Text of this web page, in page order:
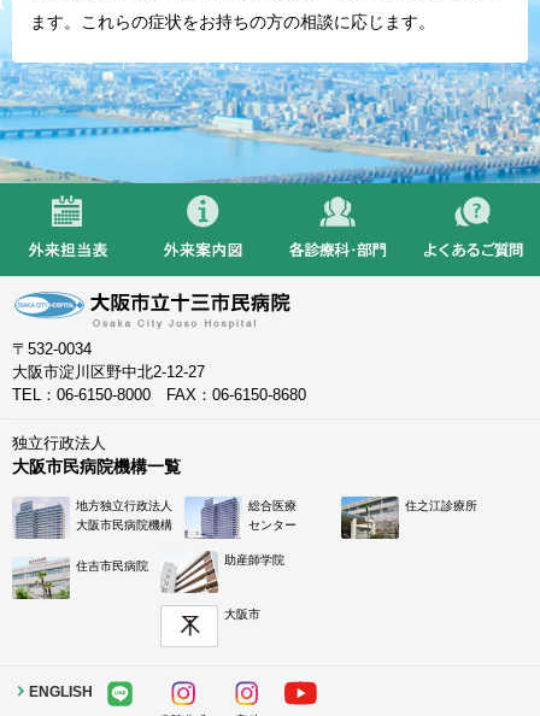
ます。これらの症状をお持ちの方の相談に応じます。
〒532-0034
大阪市淀川区野中北2-12-27
TEL：06-6150-8000 FAX：06-6150-8680
独立行政法人
大阪市民病院機構一覧
地方独立行政法人
大阪市民病院機構
総合医療
センター
住之江診療所
住吉市民病院 助産師学院
大阪市
ENGLISH